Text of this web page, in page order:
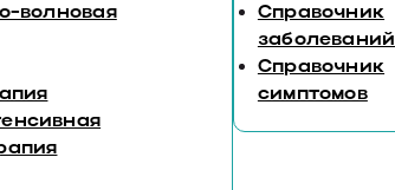
волновая
Справочник
заболеваний
Справочник
симптомов